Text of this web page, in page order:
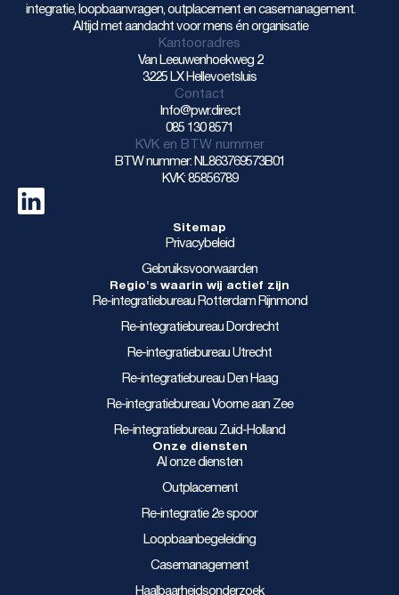
integratie, loopbaanvragen, outplacement en casemanagement.
Altijd met aandacht voor mens én organisatie
Kantooradres
Van Leeuwenhoekweg 2
3225 LX Hellevoetsluis
Contact
Info@pwr.direct
085 130 8571
KVK en BTW nummer
BTW nummer: NL863769573B01
KVK: 85856789
Sitemap
Privacybeleid
Gebruiksvoorwaarden
Regio's waarin wij actief zijn
Re-integratiebureau Rotterdam Rijnmond
Re-integratiebureau Dordrecht
Re-integratiebureau Utrecht
Re-integratiebureau Den Haag
Re-integratiebureau Voorne aan Zee
Re-integratiebureau Zuid-Holland
Onze diensten
Al onze diensten
Outplacement
Re-integratie 2e spoor
Loopbaanbegeleiding
Casemanagement
Haalbaarheidsonderzoek